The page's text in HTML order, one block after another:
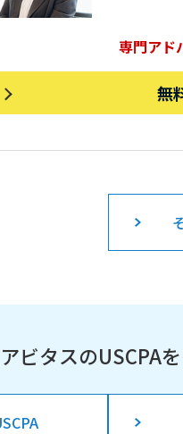
専門アド
無
アビタスのUSCPAを